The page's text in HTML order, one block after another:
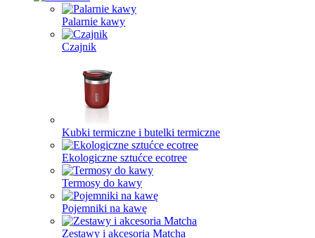
Palarnie kawy
Czajnik
Kubki termiczne i butelki termiczne
Ekologiczne sztućce ecotree
Termosy do kawy
Pojemniki na kawę
Zestawy i akcesoria Matcha